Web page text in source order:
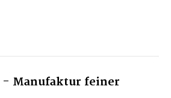
- Manufaktur feiner